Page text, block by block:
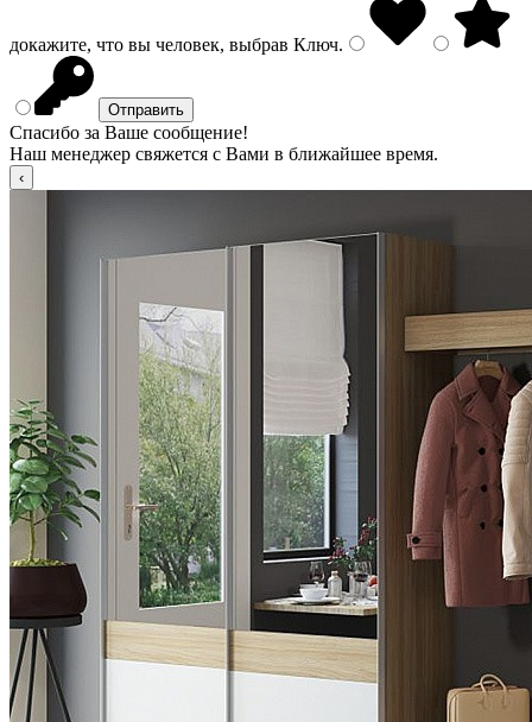
докажите, что вы человек, выбрав Ключ.
Спасибо за Ваше сообщение!
Наш менеджер свяжется с Вами в ближайшее время.